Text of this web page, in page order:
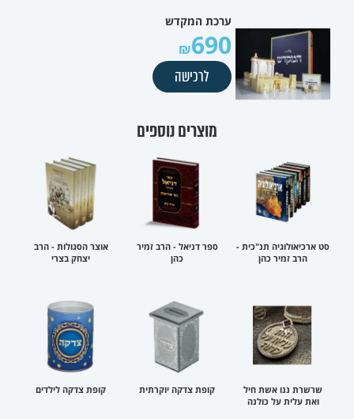
ערכת המקדש
690
לרכישה
מוצרים נוספים
סט ארכיאולוגיה תנ"כית -
הרב זמיר כהן
ספר דניאל - הרב זמיר
כהן
אוצר הסגולות - הרב
יצחק בצרי
שרשרת ננו אשת חיל
ואת עלית על כולנה
קופת צדקה יוקרתית קופת צדקה לילדים